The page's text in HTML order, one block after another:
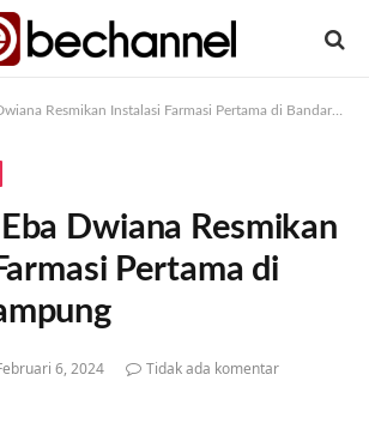
Resmikan Instalasi Farmasi Pertama di Bandar Lampung
Dwiana Resmikan
Pertama di
6, 2024
Tidak ada komentar